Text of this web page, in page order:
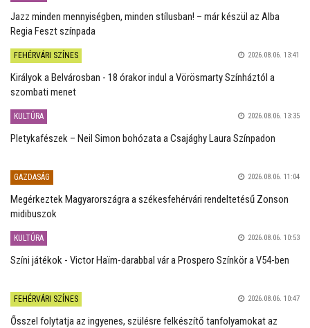
Jazz minden mennyiségben, minden stílusban! – már készül az Alba
Regia Feszt színpada
FEHÉRVÁRI SZÍNES 2026.08.06. 13:41
Királyok a Belvárosban - 18 órakor indul a Vörösmarty Színháztól a
szombati menet
KULTÚRA 2026.08.06. 13:35
Pletykafészek – Neil Simon bohózata a Csajághy Laura Színpadon
GAZDASÁG 2026.08.06. 11:04
Megérkeztek Magyarországra a székesfehérvári rendeltetésű Zonson
midibuszok
KULTÚRA 2026.08.06. 10:53
Színi játékok - Victor Haïm-darabbal vár a Prospero Színkör a V54-ben
FEHÉRVÁRI SZÍNES 2026.08.06. 10:47
Ősszel folytatja az ingyenes, szülésre felkészítő tanfolyamokat az